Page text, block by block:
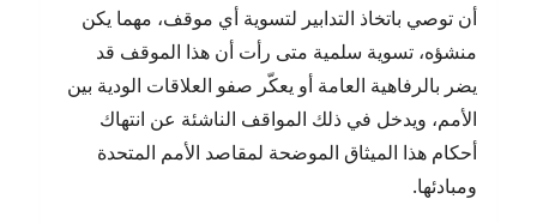
أن توصي باتخاذ التدابير لتسوية أي موقف، مهما يكن
منشؤه، تسوية سلمية متى رأت أن هذا الموقف قد
يضر بالرفاهية العامة أو يعكّر صفو العلاقات الودية بين
الأمم، ويدخل في ذلك المواقف الناشئة عن انتهاك
أحكام هذا الميثاق الموضحة لمقاصد الأمم المتحدة
ومبادئها.